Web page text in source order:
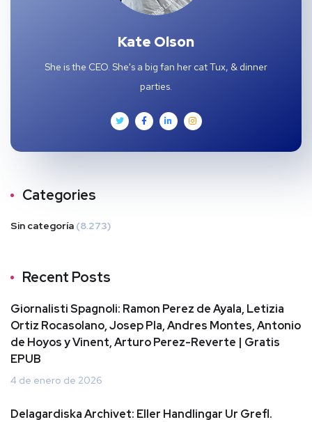
Kate Olson
She is the CEO. She's a big fan her cat Tux, & dinner
parties.
Categories
Sin categoría (8.273)
Recent Posts
Giornalisti Spagnoli: Ramon Perez de Ayala, Letizia
Ortiz Rocasolano, Josep Pla, Andres Montes, Antonio
de Hoyos y Vinent, Arturo Perez-Reverte | Gratis
EPUB
4 de enero de 2026
Delagardiska Archivet: Eller Handlingar Ur Grefl.